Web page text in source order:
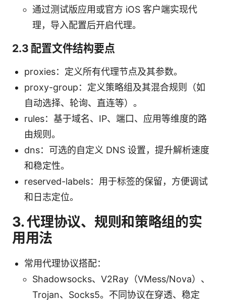
通过测试版应用或官方 iOS 客户端实现代
理，导入配置后开启代理。
2.3 配置文件结构要点
proxies：定义所有代理节点及其参数。
proxy-group：定义策略组及其混合规则（如
自动选择、轮询、直连等）。
rules：基于域名、IP、端口、应用等维度的路
由规则。
dns：可选的自定义 DNS 设置，提升解析速度
和稳定性。
reserved-labels：用于标签的保留，方便调试
和日志定位。
3. 代理协议、规则和策略组的实
用用法
常用代理协议搭配：
Shadowsocks、V2Ray（VMess/Nova）、
Trojan、Socks5。不同协议在穿透、稳定